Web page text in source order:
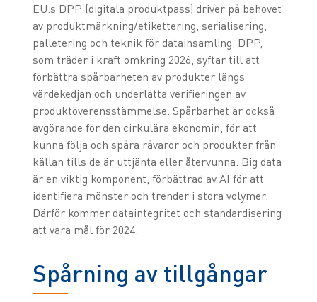
EU:s DPP (digitala produktpass) driver på behovet
av produktmärkning/etikettering, serialisering,
palletering och teknik för datainsamling. DPP,
som träder i kraft omkring 2026, syftar till att
förbättra spårbarheten av produkter längs
värdekedjan och underlätta verifieringen av
produktöverensstämmelse. Spårbarhet är också
avgörande för den cirkulära ekonomin, för att
kunna följa och spåra råvaror och produkter från
källan tills de är uttjänta eller återvunna. Big data
är en viktig komponent, förbättrad av AI för att
identifiera mönster och trender i stora volymer.
Därför kommer dataintegritet och standardisering
att vara mål för 2024.
Spårning av tillgångar